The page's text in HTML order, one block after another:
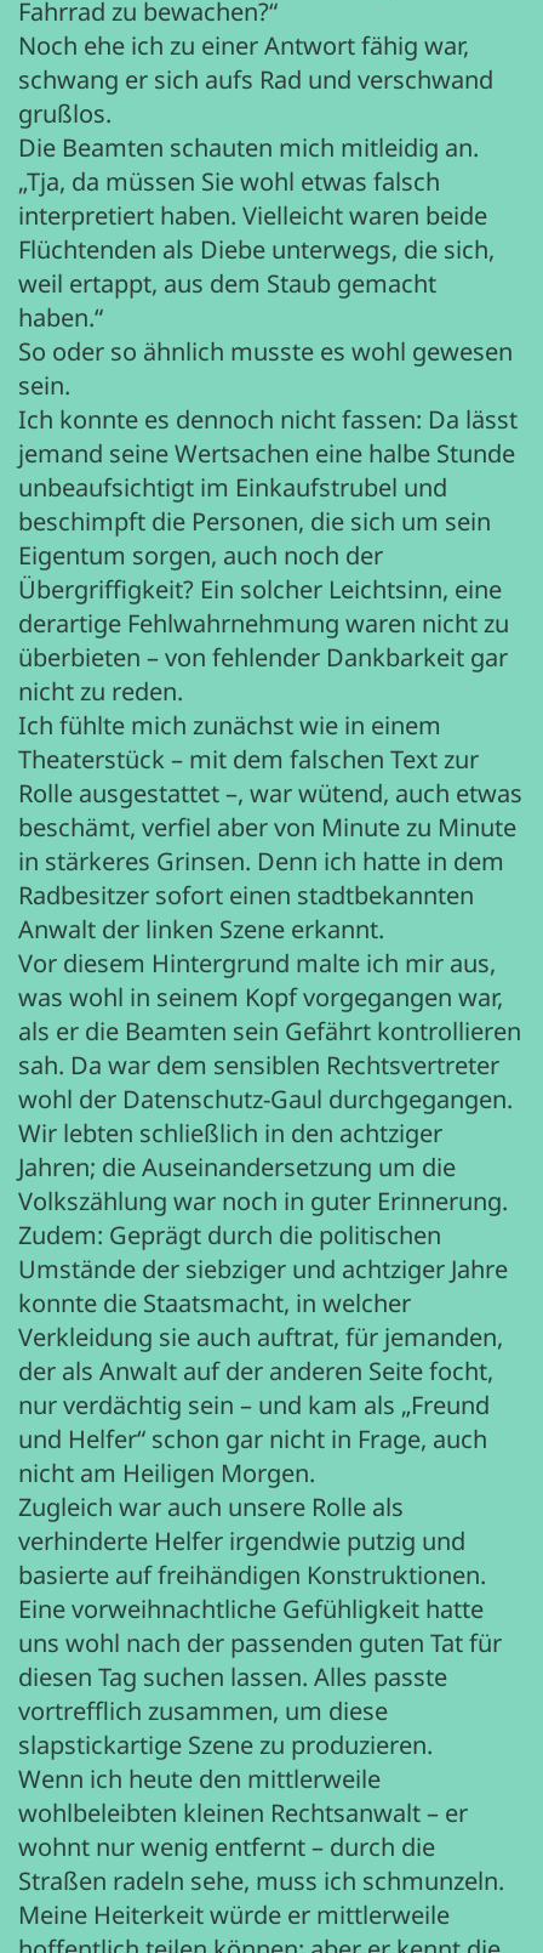
Fahrrad zu bewachen?“
Noch ehe ich zu einer Antwort fähig war,
schwang er sich aufs Rad und verschwand
grußlos.
Die Beamten schauten mich mitleidig an.
„Tja, da müssen Sie wohl etwas falsch
interpretiert haben. Vielleicht waren beide
Flüchtenden als Diebe unterwegs, die sich,
weil ertappt, aus dem Staub gemacht
haben.“
So oder so ähnlich musste es wohl gewesen
sein.
Ich konnte es dennoch nicht fassen: Da lässt
jemand seine Wertsachen eine halbe Stunde
unbeaufsichtigt im Einkaufstrubel und
beschimpft die Personen, die sich um sein
Eigentum sorgen, auch noch der
Übergriffigkeit? Ein solcher Leichtsinn, eine
derartige Fehlwahrnehmung waren nicht zu
überbieten – von fehlender Dankbarkeit gar
nicht zu reden.
Ich fühlte mich zunächst wie in einem
Theaterstück – mit dem falschen Text zur
Rolle ausgestattet –, war wütend, auch etwas
beschämt, verfiel aber von Minute zu Minute
in stärkeres Grinsen. Denn ich hatte in dem
Radbesitzer sofort einen stadtbekannten
Anwalt der linken Szene erkannt.
Vor diesem Hintergrund malte ich mir aus,
was wohl in seinem Kopf vorgegangen war,
als er die Beamten sein Gefährt kontrollieren
sah. Da war dem sensiblen Rechtsvertreter
wohl der Datenschutz-Gaul durchgegangen.
Wir lebten schließlich in den achtziger
Jahren; die Auseinandersetzung um die
Volkszählung war noch in guter Erinnerung.
Zudem: Geprägt durch die politischen
Umstände der siebziger und achtziger Jahre
konnte die Staatsmacht, in welcher
Verkleidung sie auch auftrat, für jemanden,
der als Anwalt auf der anderen Seite focht,
nur verdächtig sein – und kam als „Freund
und Helfer“ schon gar nicht in Frage, auch
nicht am Heiligen Morgen.
Zugleich war auch unsere Rolle als
verhinderte Helfer irgendwie putzig und
basierte auf freihändigen Konstruktionen.
Eine vorweihnachtliche Gefühligkeit hatte
uns wohl nach der passenden guten Tat für
diesen Tag suchen lassen. Alles passte
vortrefflich zusammen, um diese
slapstickartige Szene zu produzieren.
Wenn ich heute den mittlerweile
wohlbeleibten kleinen Rechtsanwalt – er
wohnt nur wenig entfernt – durch die
Straßen radeln sehe, muss ich schmunzeln.
Meine Heiterkeit würde er mittlerweile